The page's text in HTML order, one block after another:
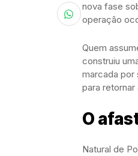
nova fase
operação
Quem
construiu
marcada por
para
O
Natural de